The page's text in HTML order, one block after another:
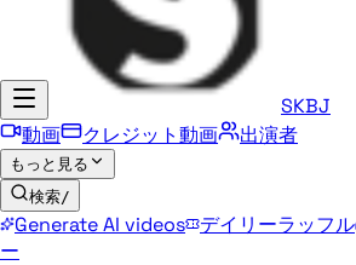
SKBJ
動画
クレジット動画 出演者
もっと見る
検索/
Generate AI videos デイリーラッフル
ー